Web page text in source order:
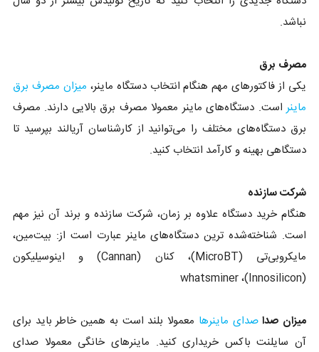
نباشد.
مصرف برق
یکی از فاکتورهای مهم هنگام انتخاب دستگاه ماینر، میزان مصرف برق
ماینر است. دستگاه‌های ماینر معمولا مصرف برق بالایی دارند. مصرف
برق دستگاه‌های مختلف را می‌توانید از کارشناسان آریالند بپرسید تا
دستگاهی بهینه و کارآمد انتخاب کنید.
شرکت سازنده
هنگام خرید دستگاه علاوه بر زمان، شرکت سازنده و برند آن نیز مهم
است. شناخته‌شده ترین دستگاه‌های ماینر عبارت است از: بیت‌مین،
مایکروبی‌تی (MicroBT)، کنان (Cannan) و اینوسیلیکون
(Innosilicon)، whatsminer
میزان صداصدای ماینر‌ها معمولا بلند است به همین خاطر باید برای
آن سایلنت باکس خریداری کنید. ماینرهای خانگی معمولا صدای